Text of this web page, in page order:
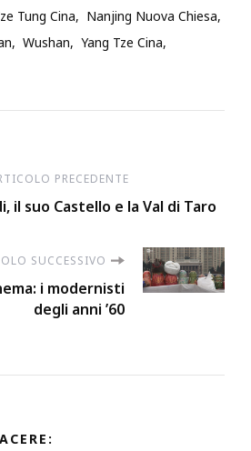
Tung Cina
Nanjing Nuova Chiesa
Wushan Yang Tze Cina
PRECEDENTE
il suo Castello e la Val di Taro
SUCCESSIVO
i modernisti
degli anni ’60